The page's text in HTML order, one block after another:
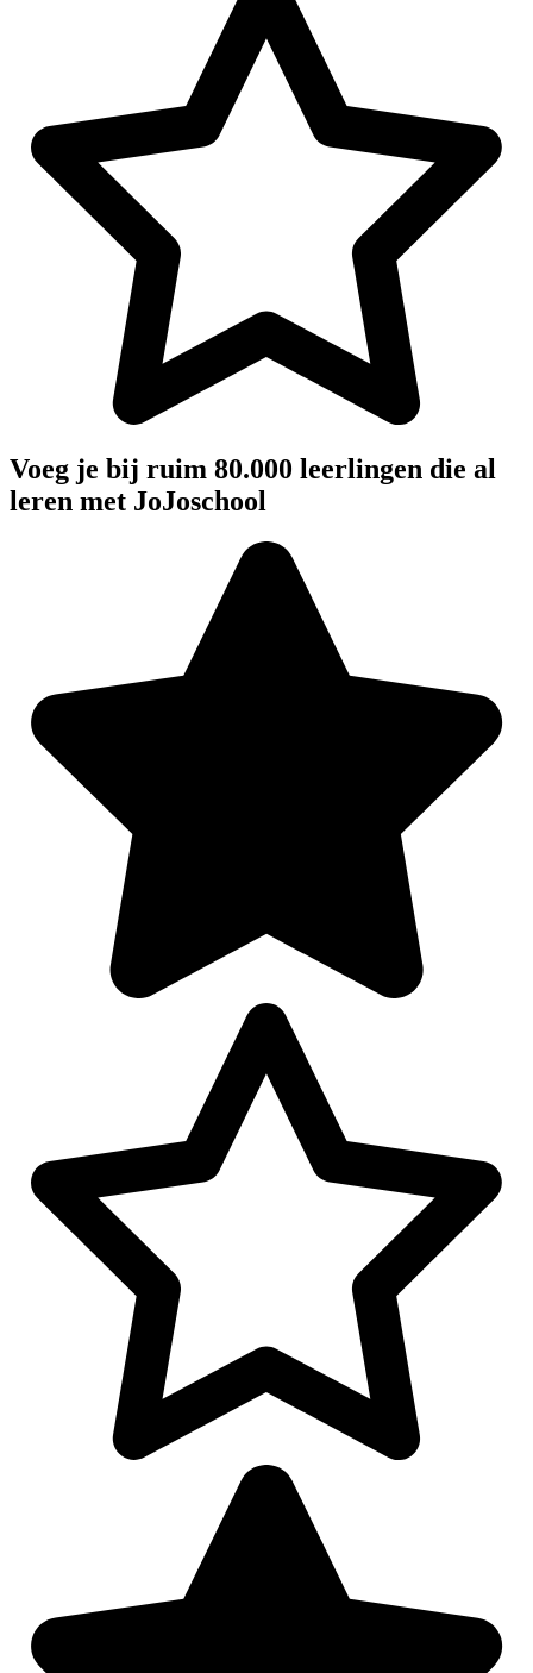
Voeg je bij ruim 80.000 leerlingen die al
leren met JoJoschool